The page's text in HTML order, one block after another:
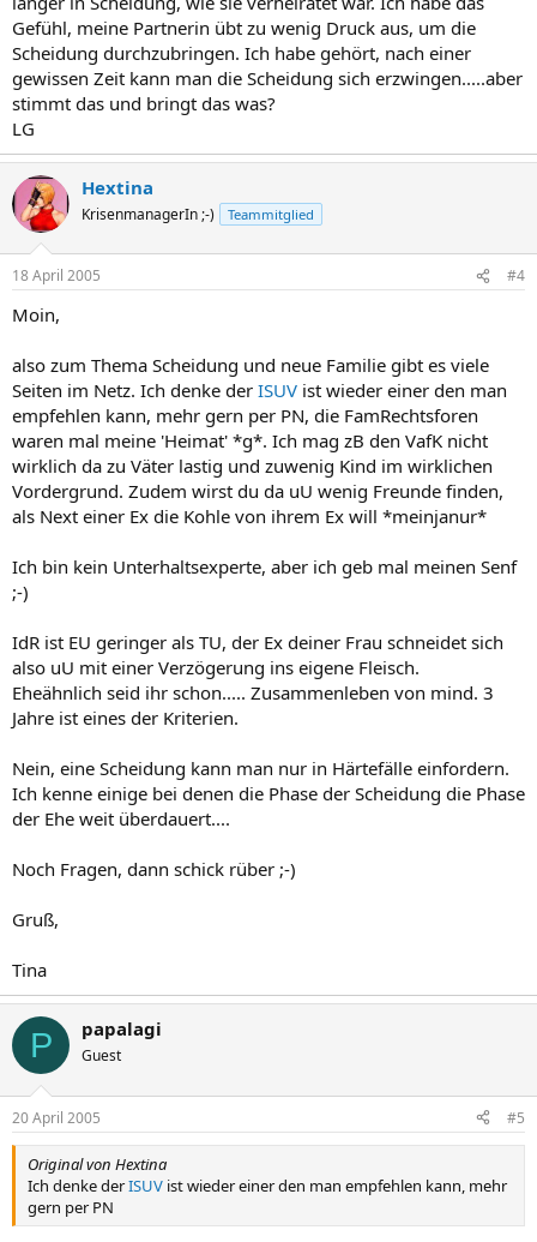
Gefühl, meine Partnerin übt zu wenig Druck aus, um die
Scheidung durchzubringen. Ich habe gehört, nach einer
gewissen Zeit kann man die Scheidung sich erzwingen.....aber
stimmt das und bringt das was?
LG
Hextina
KrisenmanagerIn ;-) Teammitglied
18 April 2005 #4
Moin,
also zum Thema Scheidung und neue Familie gibt es viele
Seiten im Netz. Ich denke der ISUV ist wieder einer den man
empfehlen kann, mehr gern per PN, die FamRechtsforen
waren mal meine 'Heimat' *g*. Ich mag zB den VafK nicht
wirklich da zu Väter lastig und zuwenig Kind im wirklichen
Vordergrund. Zudem wirst du da uU wenig Freunde finden,
als Next einer Ex die Kohle von ihrem Ex will *meinjanur*
Ich bin kein Unterhaltsexperte, aber ich geb mal meinen Senf
;-)
IdR ist EU geringer als TU, der Ex deiner Frau schneidet sich
also uU mit einer Verzögerung ins eigene Fleisch.
Eheähnlich seid ihr schon..... Zusammenleben von mind. 3
Jahre ist eines der Kriterien.
Nein, eine Scheidung kann man nur in Härtefälle einfordern.
Ich kenne einige bei denen die Phase der Scheidung die Phase
der Ehe weit überdauert....
Noch Fragen, dann schick rüber ;-)
Gruß,
Tina
P papalagi
Guest
20 April 2005 #5
Original von Hextina
Ich denke derISUV ist wieder einer den man empfehlen kann, mehr
gern per PN